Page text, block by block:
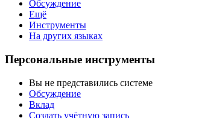
Обсуждение
Ещё
Инструменты
На других языках
Персональные инструменты
Вы не представились системе
Обсуждение
Вклад
Создать учётную запись